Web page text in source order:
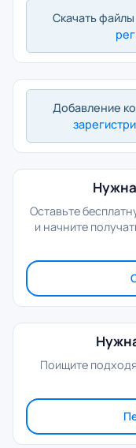
Скачать
Добавление
Оставьте
и начните
Поищите